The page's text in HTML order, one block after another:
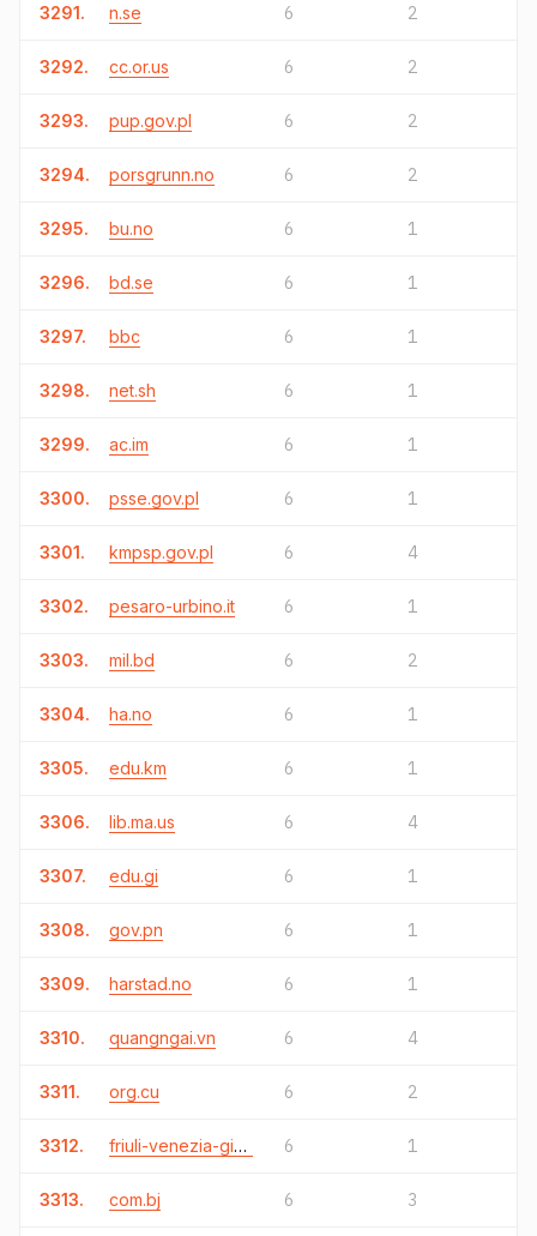
3291. n.se 6 2
3292. cc.or.us 6 2
3293. pup.gov.pl 6 2
3294. porsgrunn.no 6 2
3295. bu.no 6 1
3296. bd.se 6 1
3297. bbc 6 1
3298. net.sh 6 1
3299. ac.im 6 1
3300. psse.gov.pl 6 1
3301. kmpsp.gov.pl 6 4
3302. pesaro-urbino.it 6 1
3303. mil.bd 6 2
3304. ha.no 6 1
3305. edu.km 6 1
3306. lib.ma.us 6 4
3307. edu.gi 6 1
3308. gov.pn 6 1
3309. harstad.no 6 1
3310. quangngai.vn 6 4
3311. org.cu 6 2
3312. friuli-venezia-giulia.it 6 1
3313. com.bj 6 3